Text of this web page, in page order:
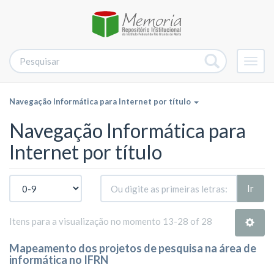
Navegação Informática para Internet por título
Navegação Informática para
Internet por título
Ir
Itens para a visualização no momento 13-28 of 28
Mapeamento dos projetos de pesquisa na área de
informática no IFRN